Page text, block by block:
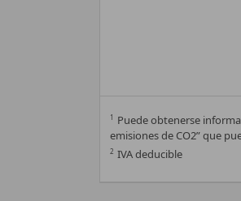
1
Puede obtenerse
emisiones de CO2” que
2 IVA deducible